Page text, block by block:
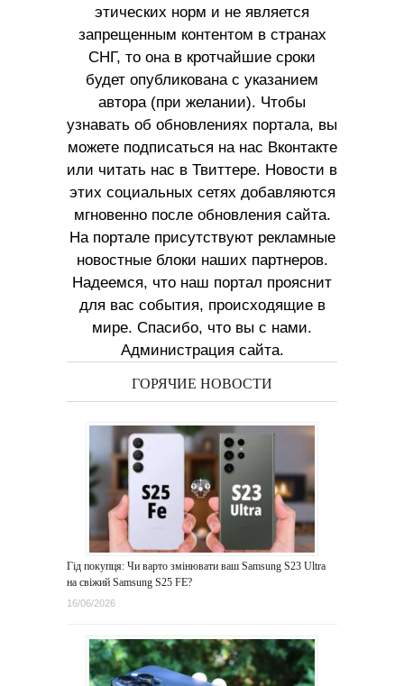
этических норм и не является
запрещенным контентом в странах
СНГ, то она в кротчайшие сроки
будет опубликована с указанием
автора (при желании). Чтобы
узнавать об обновлениях портала, вы
можете подписаться на нас Вконтакте
или читать нас в Твиттере. Новости в
этих социальных сетях добавляются
мгновенно после обновления сайта.
На портале присутствуют рекламные
новостные блоки наших партнеров.
Надеемся, что наш портал прояснит
для вас события, происходящие в
мире. Спасибо, что вы с нами.
Администрация сайта.
ГОРЯЧИЕ НОВОСТИ
Гід покупця: Чи варто змінювати ваш Samsung S23 Ultra
на свіжий Samsung S25 FE?
16/06/2026